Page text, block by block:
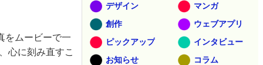
をムービーで一
心に刻み直すこ
デザイン
マンガ
創作
ウェブアプリ
ピックアップ
インタビュー
お知らせ
コラム